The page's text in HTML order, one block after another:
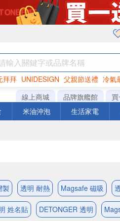
拜拜 UNIDESIGN 父親節送禮 冷氣
巧克力 罐頭 衛生紙
線上商城 品牌旗艦館
米油沖泡 生活家電
製 透明 耐熱 Magsafe 磁吸
姓名貼 DETONGER 透明